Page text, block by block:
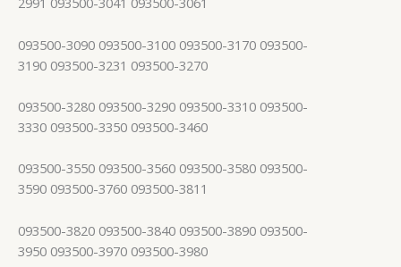
093500-3090 093500-3100 093500-3170 093500-
3190 093500-3231 093500-3270
093500-3280 093500-3290 093500-3310 093500-
3330 093500-3350 093500-3460
093500-3550 093500-3560 093500-3580 093500-
3590 093500-3760 093500-3811
093500-3820 093500-3840 093500-3890 093500-
3950 093500-3970 093500-3980